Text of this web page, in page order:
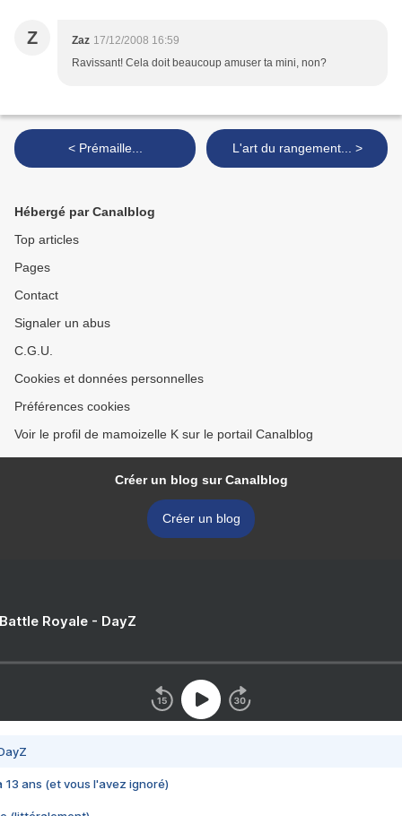
Z Zaz 17/12/2008 16:59
Ravissant! Cela doit beaucoup amuser ta mini, non?
< Prémaille... L'art du rangement... >
Hébergé par Canalblog
Top articles
Pages
Contact
Signaler un abus
C.G.U.
Cookies et données personnelles
Préférences cookies
Voir le profil de mamoizelle K sur le portail Canalblog
Créer un blog sur Canalblog
Créer un blog
Royale - DayZ
13 ans (et vous l'avez ignoré)